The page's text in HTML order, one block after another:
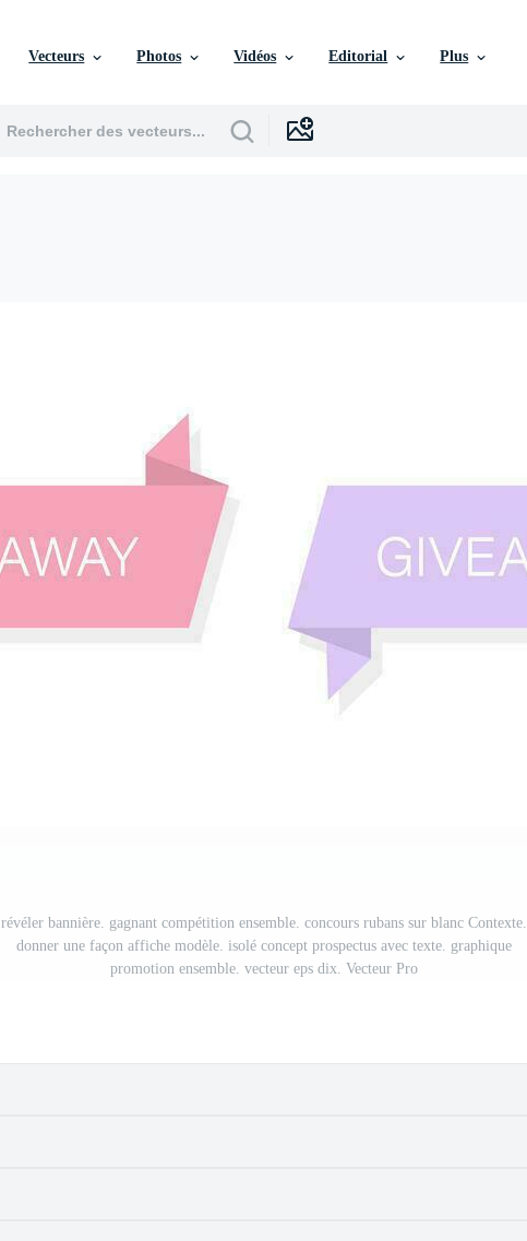
Vecteurs Photos Vidéos Editorial Plus
révéler bannière. gagnant compétition ensemble. concours rubans sur blanc Contexte.
donner une façon affiche modèle. isolé concept prospectus avec texte. graphique
promotion ensemble. vecteur eps dix. Vecteur Pro